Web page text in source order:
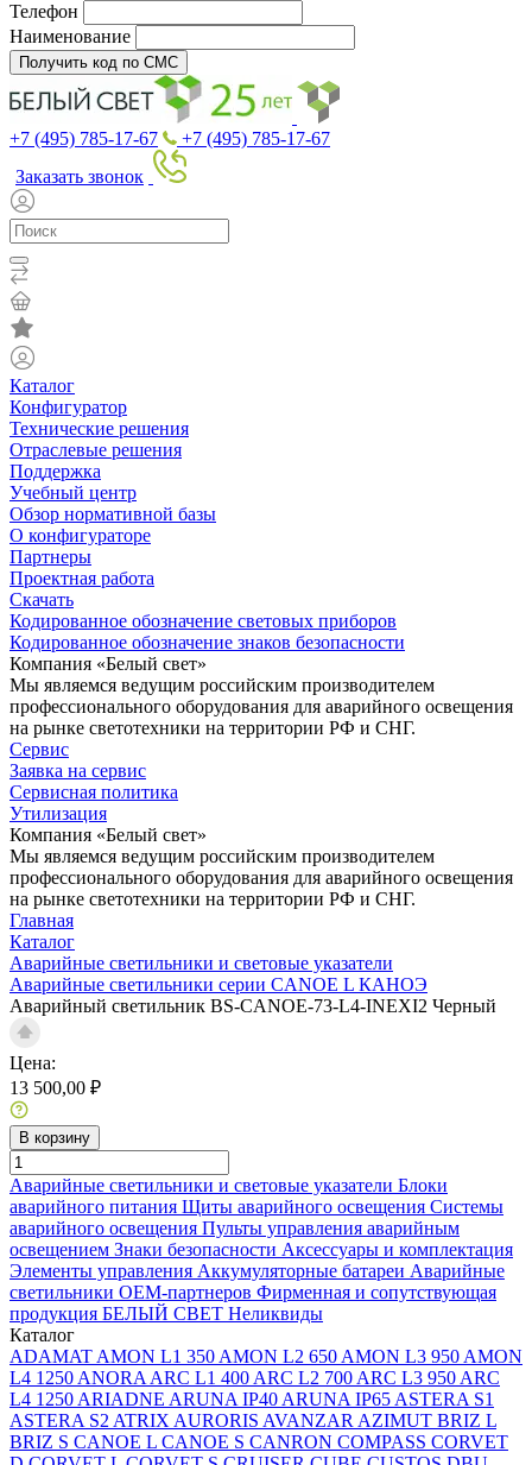
Телефон
Наименование
Получить код по СМС
+7 (495) 785-17-67
+7 (495) 785-17-67
Заказать звонок
Каталог
Конфигуратор
Технические решения
Отраслевые решения
Поддержка
Учебный центр
Обзор нормативной базы
О конфигураторе
Партнеры
Проектная работа
Скачать
Кодированное обозначение световых приборов
Кодированное обозначение знаков безопасности
Компания «Белый свет»
Мы являемся ведущим российским производителем
профессионального оборудования для аварийного освещения
на рынке светотехники на территории РФ и СНГ.
Сервис
Заявка на сервис
Сервисная политика
Утилизация
Компания «Белый свет»
Мы являемся ведущим российским производителем
профессионального оборудования для аварийного освещения
на рынке светотехники на территории РФ и СНГ.
Главная
Каталог
Аварийные светильники и световые указатели
Аварийные светильники серии CANOE L КАНОЭ
Аварийный светильник BS-CANOE-73-L4-INEXI2 Черный
Цена:
13 500,00 ₽
В корзину
Аварийные светильники и световые указатели Блоки
аварийного питания Щиты аварийного освещения Системы
аварийного освещения Пульты управления аварийным
освещением Знаки безопасности Аксессуары и комплектация
Элементы управления Аккумуляторные батареи Аварийные
светильники ОЕМ-партнеров Фирменная и сопутствующая
продукция БЕЛЫЙ СВЕТ Неликвиды
Каталог
ADAMAT AMON L1 350 AMON L2 650 AMON L3 950 AMON
L4 1250 ANORA ARC L1 400 ARC L2 700 ARC L3 950 ARC
L4 1250 ARIADNE ARUNA IP40 ARUNA IP65 ASTERA S1
ASTERA S2 ATRIX AURORIS AVANZAR AZIMUT BRIZ L
BRIZ S CANOE L CANOE S CANRON COMPASS CORVET